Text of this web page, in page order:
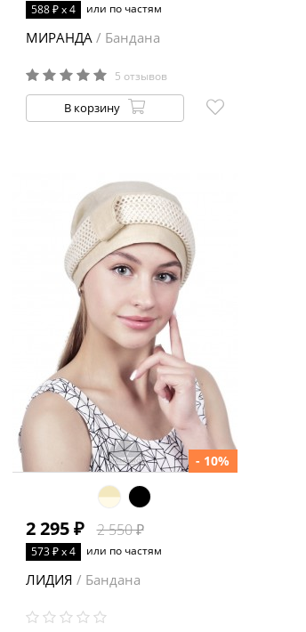
588 ₽ x 4 или по частям
МИРАНДА/ Бандана
5 отзывов
В корзину
2 295 ₽ 2 550 ₽
- 10%
573 ₽ x 4 или по частям
ЛИДИЯ / Бандана